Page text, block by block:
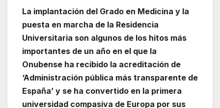
La implantación del Grado en Medicina y la
puesta en marcha de la Residencia
Universitaria son algunos de los hitos más
importantes de un año en el que la
Onubense ha recibido la acreditación de
‘Administración pública más transparente de
España’ y se ha convertido en la primera
universidad compasiva de Europa por sus